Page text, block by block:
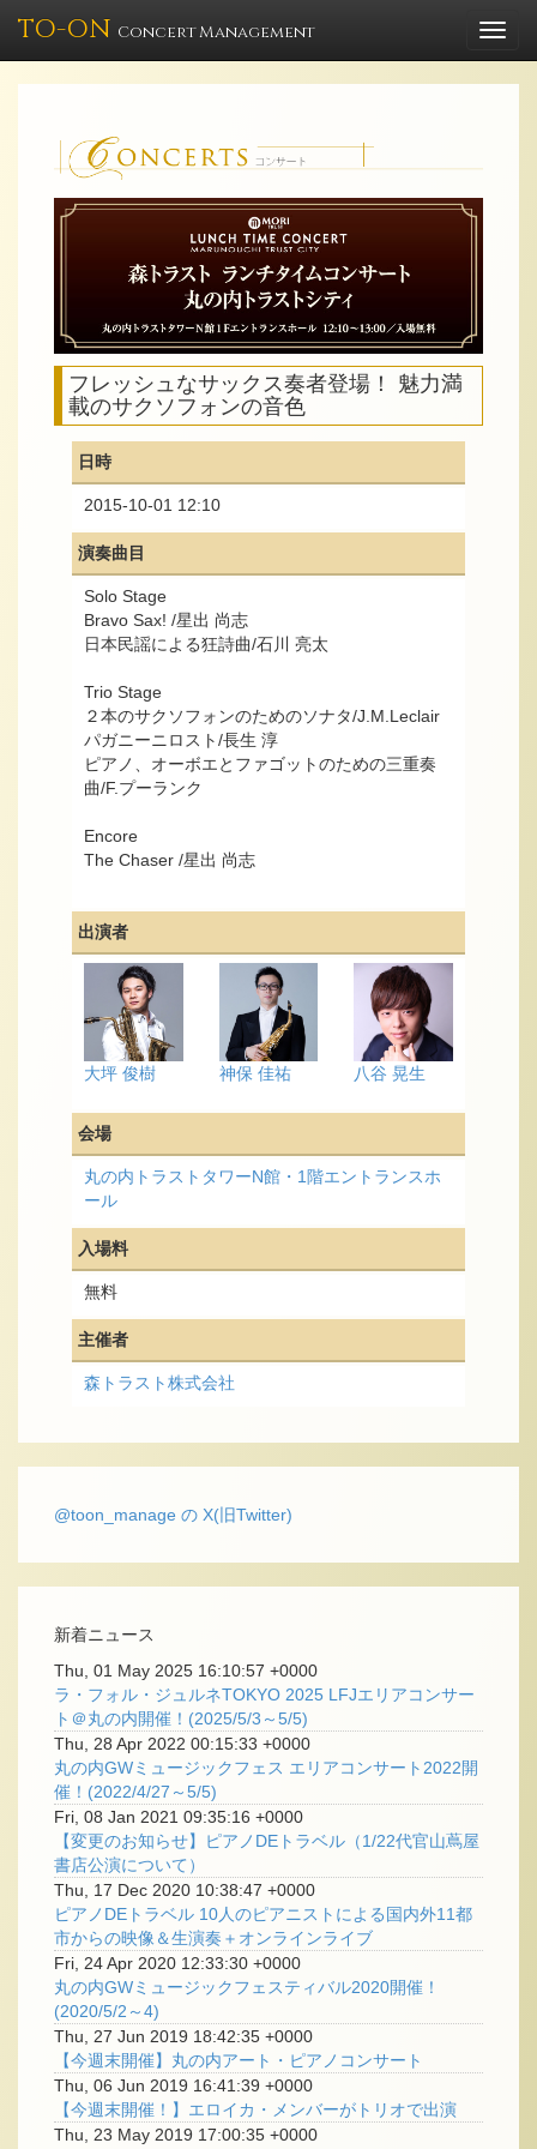
TO-ON Concert Management
フレッシュなサックス奏者登場！ 魅力満
載のサクソフォンの音色
日時
2015-10-01 12:10
演奏曲目
Solo Stage
Bravo Sax! /星出 尚志
日本民謡による狂詩曲/石川 亮太
Trio Stage
２本のサクソフォンのためのソナタ/J.M.Leclair
パガニーニロスト/長生 淳
ピアノ、オーボエとファゴットのための三重奏
曲/F.プーランク
Encore
The Chaser /星出 尚志
出演者
大坪 俊樹 神保 佳祐 八谷 晃生
会場
丸の内トラストタワーN館・1階エントランスホ
ール
入場料
無料
主催者
森トラスト株式会社
@toon_manage の X(旧Twitter)
新着ニュース
Thu, 01 May 2025 16:10:57 +0000
ラ・フォル・ジュルネTOKYO 2025 LFJエリアコンサー
ト＠丸の内開催！(2025/5/3～5/5)
Thu, 28 Apr 2022 00:15:33 +0000
丸の内GWミュージックフェス エリアコンサート2022開
催！(2022/4/27～5/5)
Fri, 08 Jan 2021 09:35:16 +0000
【変更のお知らせ】ピアノDEトラベル（1/22代官山蔦屋
書店公演について）
Thu, 17 Dec 2020 10:38:47 +0000
ピアノDEトラベル 10人のピアニストによる国内外11都
市からの映像＆生演奏＋オンラインライブ
Fri, 24 Apr 2020 12:33:30 +0000
丸の内GWミュージックフェスティバル2020開催！
(2020/5/2～4)
Thu, 27 Jun 2019 18:42:35 +0000
【今週末開催】丸の内アート・ピアノコンサート
Thu, 06 Jun 2019 16:41:39 +0000
【今週末開催！】エロイカ・メンバーがトリオで出演
Thu, 23 May 2019 17:00:35 +0000